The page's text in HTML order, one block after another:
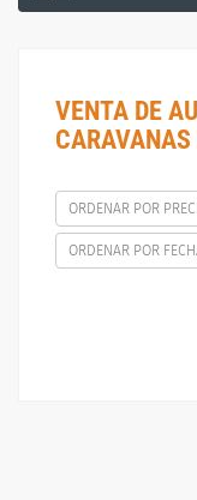
VENTA DE
CARAVANAS
ORDENAR POR
ORDENAR POR